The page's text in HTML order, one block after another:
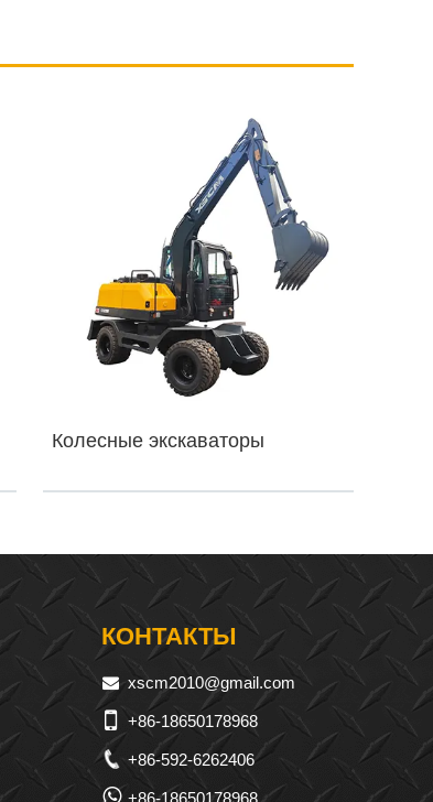
Колесные экскаваторы
КОНТАКТЫ
xscm2010@gmail.com
+86-18650178968
+86-592-6262406
+86-18650178968